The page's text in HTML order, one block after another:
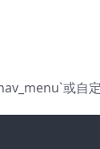
或自